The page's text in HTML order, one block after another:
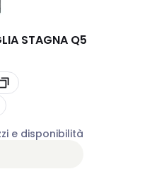
STAGNA Q5
e disponibilità